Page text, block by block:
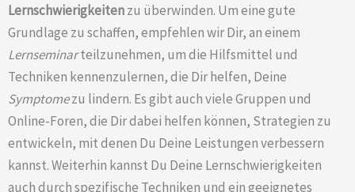
Lernschwierigkeitenzu überwinden. Um eine gute
Grundlage zu schaffen, empfehlen wir Dir, an einem
Lernseminarteilzunehmen, um die Hilfsmittel und
Techniken kennenzulernen, die Dir helfen, Deine
Symptomezu lindern. Es gibt auch viele Gruppen und
Online-Foren, die Dir dabei helfen können, Strategien zu
entwickeln, mit denen Du Deine Leistungen verbessern
kannst. Weiterhin kannst Du Deine Lernschwierigkeiten
auch durch spezifische Techniken und ein geeignetes